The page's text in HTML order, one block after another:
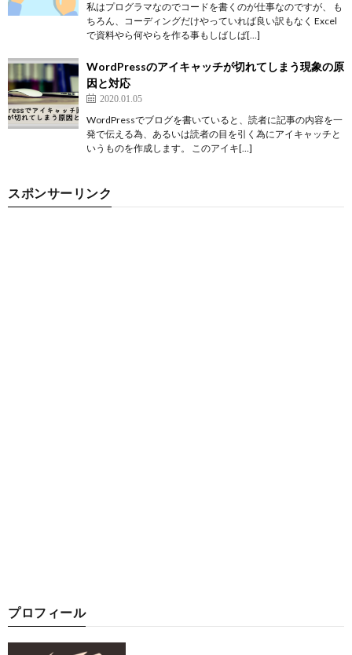
私はプログラマなのでコードを書くのが仕事なのですが、 も
ちろん、コーディングだけやっていれば良い訳もなく Excel
で資料やら何やらを作る事もしばしば[…]
WordPressのアイキャッチが切れてしまう現象の原
因と対応
2020.01.05
WordPressでブログを書いていると、読者に記事の内容を一
発で伝える為、あるいは読者の目を引く為にアイキャッチと
いうものを作成します。 このアイキ[…]
スポンサーリンク
プロフィール